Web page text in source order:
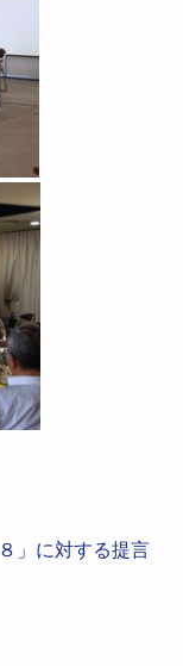
」に対する提言